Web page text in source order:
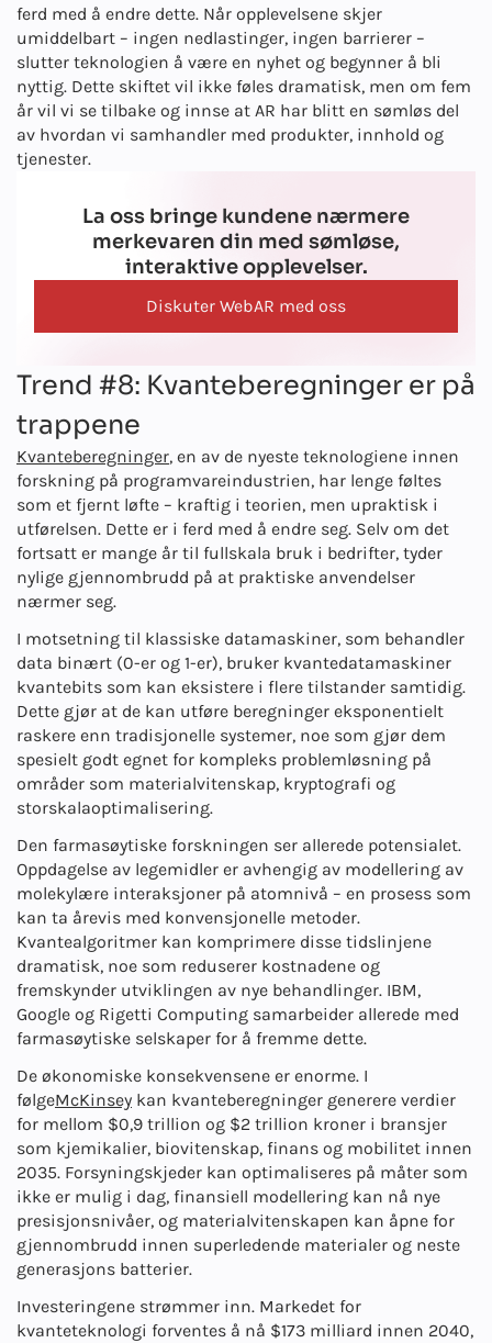
ferd med å endre dette. Når opplevelsene skjer
umiddelbart – ingen nedlastinger, ingen barrierer –
slutter teknologien å være en nyhet og begynner å bli
nyttig. Dette skiftet vil ikke føles dramatisk, men om fem
år vil vi se tilbake og innse at AR har blitt en sømløs del
av hvordan vi samhandler med produkter, innhold og
tjenester.
La oss bringe kundene nærmere
merkevaren din med sømløse,
interaktive opplevelser.
Diskuter WebAR med oss
Trend #8: Kvanteberegninger er på
trappene
Kvanteberegninger, en av de nyeste teknologiene innen
forskning på programvareindustrien, har lenge føltes
som et fjernt løfte – kraftig i teorien, men upraktisk i
utførelsen. Dette er i ferd med å endre seg. Selv om det
fortsatt er mange år til fullskala bruk i bedrifter, tyder
nylige gjennombrudd på at praktiske anvendelser
nærmer seg.
I motsetning til klassiske datamaskiner, som behandler
data binært (0-er og 1-er), bruker kvantedatamaskiner
kvantebits som kan eksistere i flere tilstander samtidig.
Dette gjør at de kan utføre beregninger eksponentielt
raskere enn tradisjonelle systemer, noe som gjør dem
spesielt godt egnet for kompleks problemløsning på
områder som materialvitenskap, kryptografi og
storskalaoptimalisering.
Den farmasøytiske forskningen ser allerede potensialet.
Oppdagelse av legemidler er avhengig av modellering av
molekylære interaksjoner på atomnivå – en prosess som
kan ta årevis med konvensjonelle metoder.
Kvantealgoritmer kan komprimere disse tidslinjene
dramatisk, noe som reduserer kostnadene og
fremskynder utviklingen av nye behandlinger. IBM,
Google og Rigetti Computing samarbeider allerede med
farmasøytiske selskaper for å fremme dette.
De økonomiske konsekvensene er enorme. I
følgeMcKinsey kan kvanteberegninger generere verdier
for mellom $0,9 trillion og $2 trillion kroner i bransjer
som kjemikalier, biovitenskap, finans og mobilitet innen
2035. Forsyningskjeder kan optimaliseres på måter som
ikke er mulig i dag, finansiell modellering kan nå nye
presisjonsnivåer, og materialvitenskapen kan åpne for
gjennombrudd innen superledende materialer og neste
generasjons batterier.
Investeringene strømmer inn. Markedet for
kvanteteknologi forventes å nå $173 milliard innen 2040,